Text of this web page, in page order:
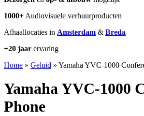
1000+ Audiovisuele verhuurproducten
Afhaallocaties in Amsterdam & Breda
+20 jaar ervaring
Home » Geluid » Yamaha YVC-1000
Yamaha YVC-1000
Phone